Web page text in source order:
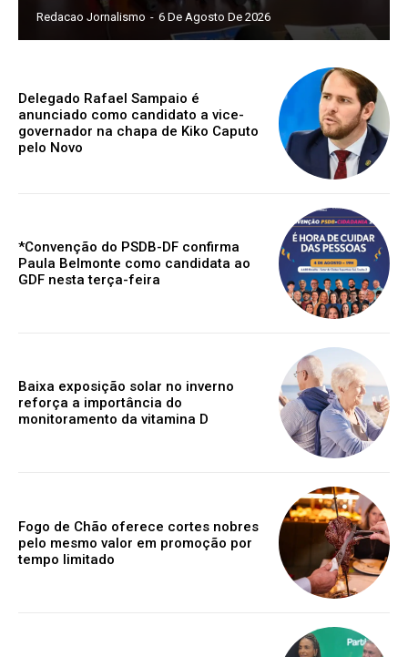
Redacao Jornalismo - 6 De Agosto De 2026
Delegado Rafael Sampaio é
anunciado como candidato a vice-
governador na chapa de Kiko Caputo
pelo Novo
*Convenção do PSDB-DF confirma
Paula Belmonte como candidata ao
GDF nesta terça-feira
Baixa exposição solar no inverno
reforça a importância do
monitoramento da vitamina D
Fogo de Chão oferece cortes nobres
pelo mesmo valor em promoção por
tempo limitado